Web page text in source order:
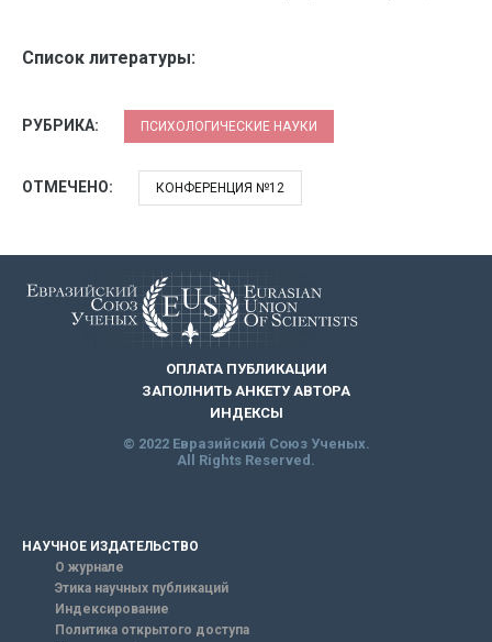
Список литературы:
РУБРИКА: ПСИХОЛОГИЧЕСКИЕ НАУКИ
ОТМЕЧЕНО: КОНФЕРЕНЦИЯ №12
ОПЛАТА ПУБЛИКАЦИИ
ЗАПОЛНИТЬ АНКЕТУ АВТОРА
ИНДЕКСЫ
© 2022 Евразийский Союз Ученых.
All Rights Reserved.
НАУЧНОЕ ИЗДАТЕЛЬСТВО
О журнале
Этика научных публикаций
Индексирование
Политика открытого доступа